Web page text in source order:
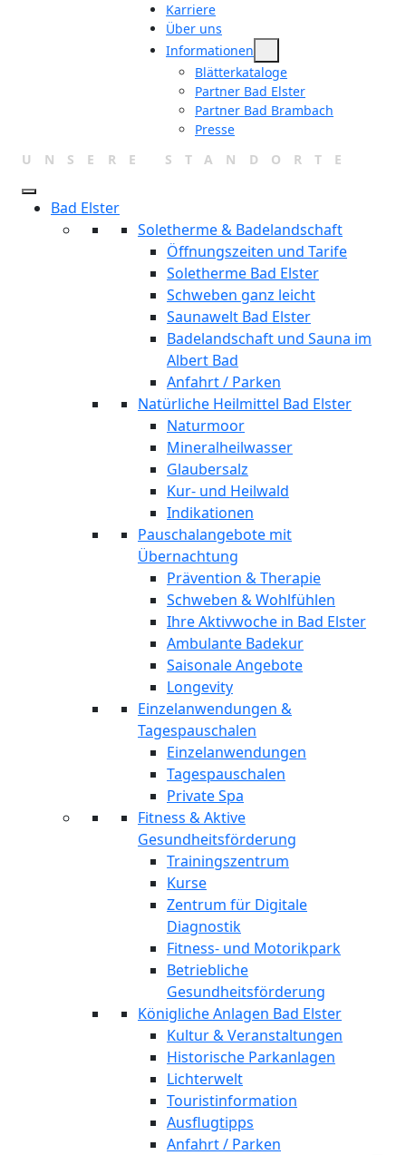
Karriere
Über uns
Informationen
Blätterkataloge
Partner Bad Elster
Partner Bad Brambach
Presse
UNSERE STANDORTE
Bad Elster
Soletherme & Badelandschaft
Öffnungszeiten und Tarife
Soletherme Bad Elster
Schweben ganz leicht
Saunawelt Bad Elster
Badelandschaft und Sauna im
Albert Bad
Anfahrt / Parken
Natürliche Heilmittel Bad Elster
Naturmoor
Mineralheilwasser
Glaubersalz
Kur- und Heilwald
Indikationen
Pauschalangebote mit
Übernachtung
Prävention & Therapie
Schweben & Wohlfühlen
Ihre Aktivwoche in Bad Elster
Ambulante Badekur
Saisonale Angebote
Longevity
Einzelanwendungen &
Tagespauschalen
Einzelanwendungen
Tagespauschalen
Private Spa
Fitness & Aktive
Gesundheitsförderung
Trainingszentrum
Kurse
Zentrum für Digitale
Diagnostik
Fitness- und Motorikpark
Betriebliche
Gesundheitsförderung
Königliche Anlagen Bad Elster
Kultur & Veranstaltungen
Historische Parkanlagen
Lichterwelt
Touristinformation
Ausflugtipps
Anfahrt / Parken